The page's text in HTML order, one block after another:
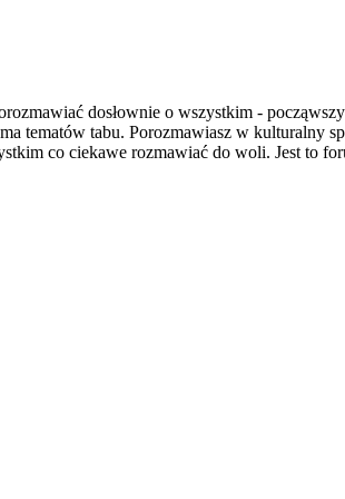
dosłownie o wszystkim -
tematów tabu. Porozmawiasz w kulturalny
co ciekawe rozmawiać do woli. Jest to